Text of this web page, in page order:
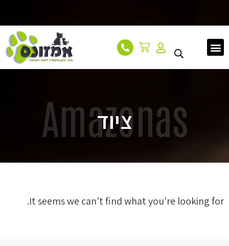
ציוד
Amazonas
It seems we can't find what you're looking for.